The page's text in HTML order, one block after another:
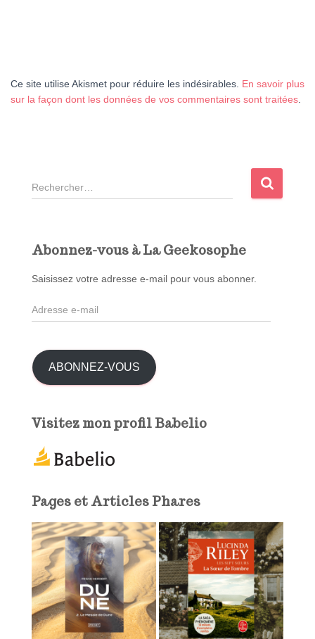
Ce site utilise Akismet pour réduire les indésirables. En savoir plus
sur la façon dont les données de vos commentaires sont traitées
R
e
c
e
r
Abonnez-vous à La Geekosophe
Saisissez votre adresse e-mail pour vous abonner.
A
d
s
s
a
ABONNEZ-VOUS
Visitez mon profil Babelio
Pages et Articles Phares